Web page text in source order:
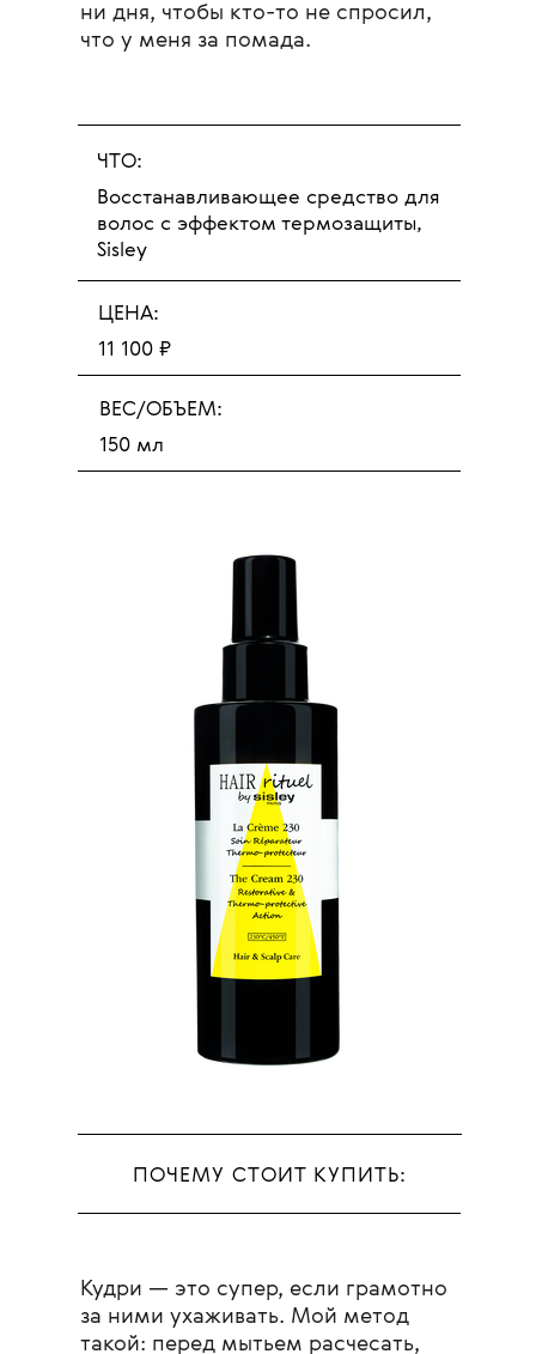
ни дня, чтобы кто-то не спросил,
что у меня за помада.
ЧТО:
Восстанавливающее средство для
волос с эффектом термозащиты,
Sisley
ЦЕНА:
11 100 ₽
ВЕС/ОБЪЕМ:
150 мл
ПОЧЕМУ СТОИТ КУПИТЬ:
Кудри — это супер, если грамотно
за ними ухаживать. Мой метод
такой: перед мытьем расчесать,